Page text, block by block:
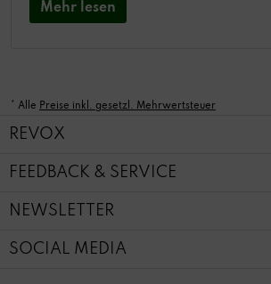
Mehr lesen
* Alle Preise inkl. gesetzl. Mehrwertsteuer
REVOX
FEEDBACK & SERVICE
NEWSLETTER
SOCIAL MEDIA